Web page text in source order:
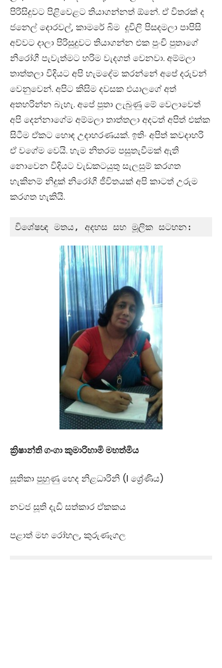
පිරිසිදුවට පිළිවෙළට තියාගන්නත් ඕනේ. ඒ විතරක් ද
ජනෙල් දොරවල්, කාමරේ බිම දූවිලි පිසදමලා පාපිසි
අව්වට දාලා පිරිසුදුවට තියාගන්න එක පුංචි පුතාගේ
නිරෝගී පැවැත්මට හරිම වැදගත් වෙනවා. අම්මලා
තාත්තලා විදියට අපි හැමදේම කරන්නේ අපේ දරුවන්
වෙනුවෙන්. අපිට කිසිම දවසක එයාලගේ අත්
අතහරින්න බැහැ. අපේ පුතා ලැබුණු මේ වෙලාවෙත්
අපි දෙන්නාගේම අම්මලා තාත්තලා අදටත් අපිත් එක්ක
සිටීම ඒකට හොඳ උදාහරණයක්. ඉතිං අපිත් කවදාහරි
ඒ වගේම වෙයි. හැම නිතරම පසුතැවීමක් ඇති
නොවෙන විදියට වැඩකටයුතු සැලසුම් කරගත
හැකිනම් නිදුක් නිරෝගී ජීවිතයක් අපි කාටත් උරුම
කරගත හැකියි.
විශේෂඥ මතය, අදහස සහ මූලික සටහන:
ක්‍රිෂාන්ති ගංගා කුමාරිහාමි මහත්මිය
සූතිකා පුහුණු හෙද නිළධාරිනි (I ශ්‍රේණිය)
නවජ සූති දැඩි සත්කාර ඒකකය
පළාත් මහ රෝහල, කුරුණෑගල